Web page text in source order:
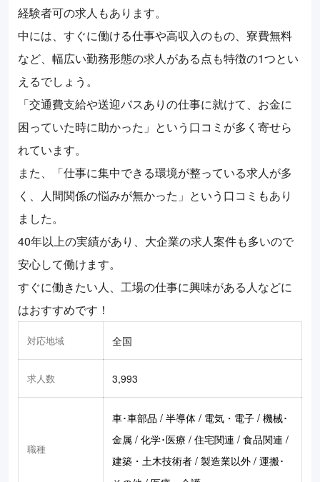
経験者可の求人もあります。
中には、すぐに働ける仕事や高収入のもの、寮費無料
など、幅広い勤務形態の求人がある点も特徴の1つとい
えるでしょう。
「交通費支給や送迎バスありの仕事に就けて、お金に
困っていた時に助かった」という口コミが多く寄せら
れています。
また、「仕事に集中できる環境が整っている求人が多
く、人間関係の悩みが無かった」という口コミもあり
ました。
40年以上の実績があり、大企業の求人案件も多いので
安心して働けます。
すぐに働きたい人、工場の仕事に興味がある人などに
はおすすめです！
対応地域 全国
求人数 3,993
職種
車･車部品 / 半導体 / 電気・電子 / 機械･
金属 / 化学･医療 / 住宅関連 / 食品関連 /
建築・土木技術者 / 製造業以外 / 運搬･